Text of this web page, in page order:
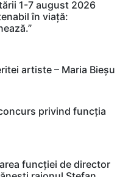
1-7 august 2026
în viață:
artiste – Maria Bieșu
privind funcția
funcției de director